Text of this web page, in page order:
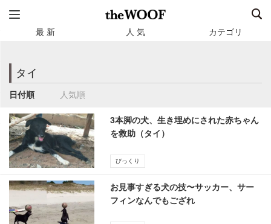
最 新 人 気 カテゴリ
タイ
日付順 人気順
3本脚の犬、生き埋めにされた赤ちゃん
を救助（タイ）
びっくり
お見事すぎる犬の技〜サッカー、サー
フィンなんでもござれ